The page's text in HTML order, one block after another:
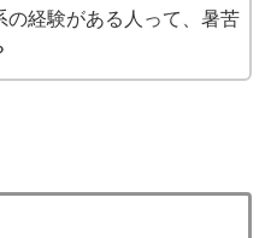
の経験がある人って、暑苦